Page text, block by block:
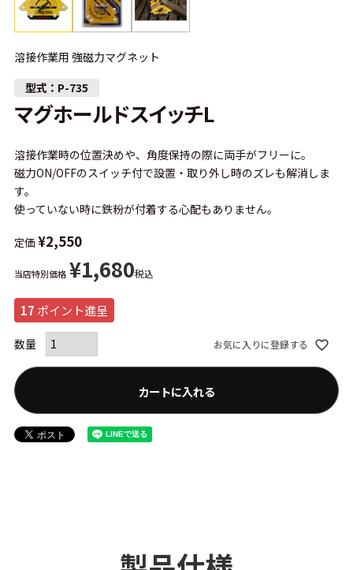
溶接作業用 強磁力マグネット
P-735
マグホールドスイッチL
溶接作業時の位置決めや、角度保持の際に両手がフリーに。
磁力ON/OFFのスイッチ付で設置・取り外し時のズレも解消しま
す。
使っていない時に鉄粉が付着する心配もありません。
定価 ¥2,550
当店特別価格 ¥1,680税込
17 ポイント進呈
お気に入りに登録する
カートに入れる